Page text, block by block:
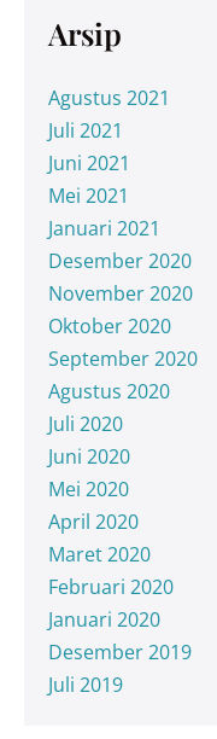
Arsip
Agustus 2021
Juli 2021
Juni 2021
Mei 2021
Januari 2021
Desember 2020
November 2020
Oktober 2020
September 2020
Agustus 2020
Juli 2020
Juni 2020
Mei 2020
April 2020
Maret 2020
Februari 2020
Januari 2020
Desember 2019
Juli 2019